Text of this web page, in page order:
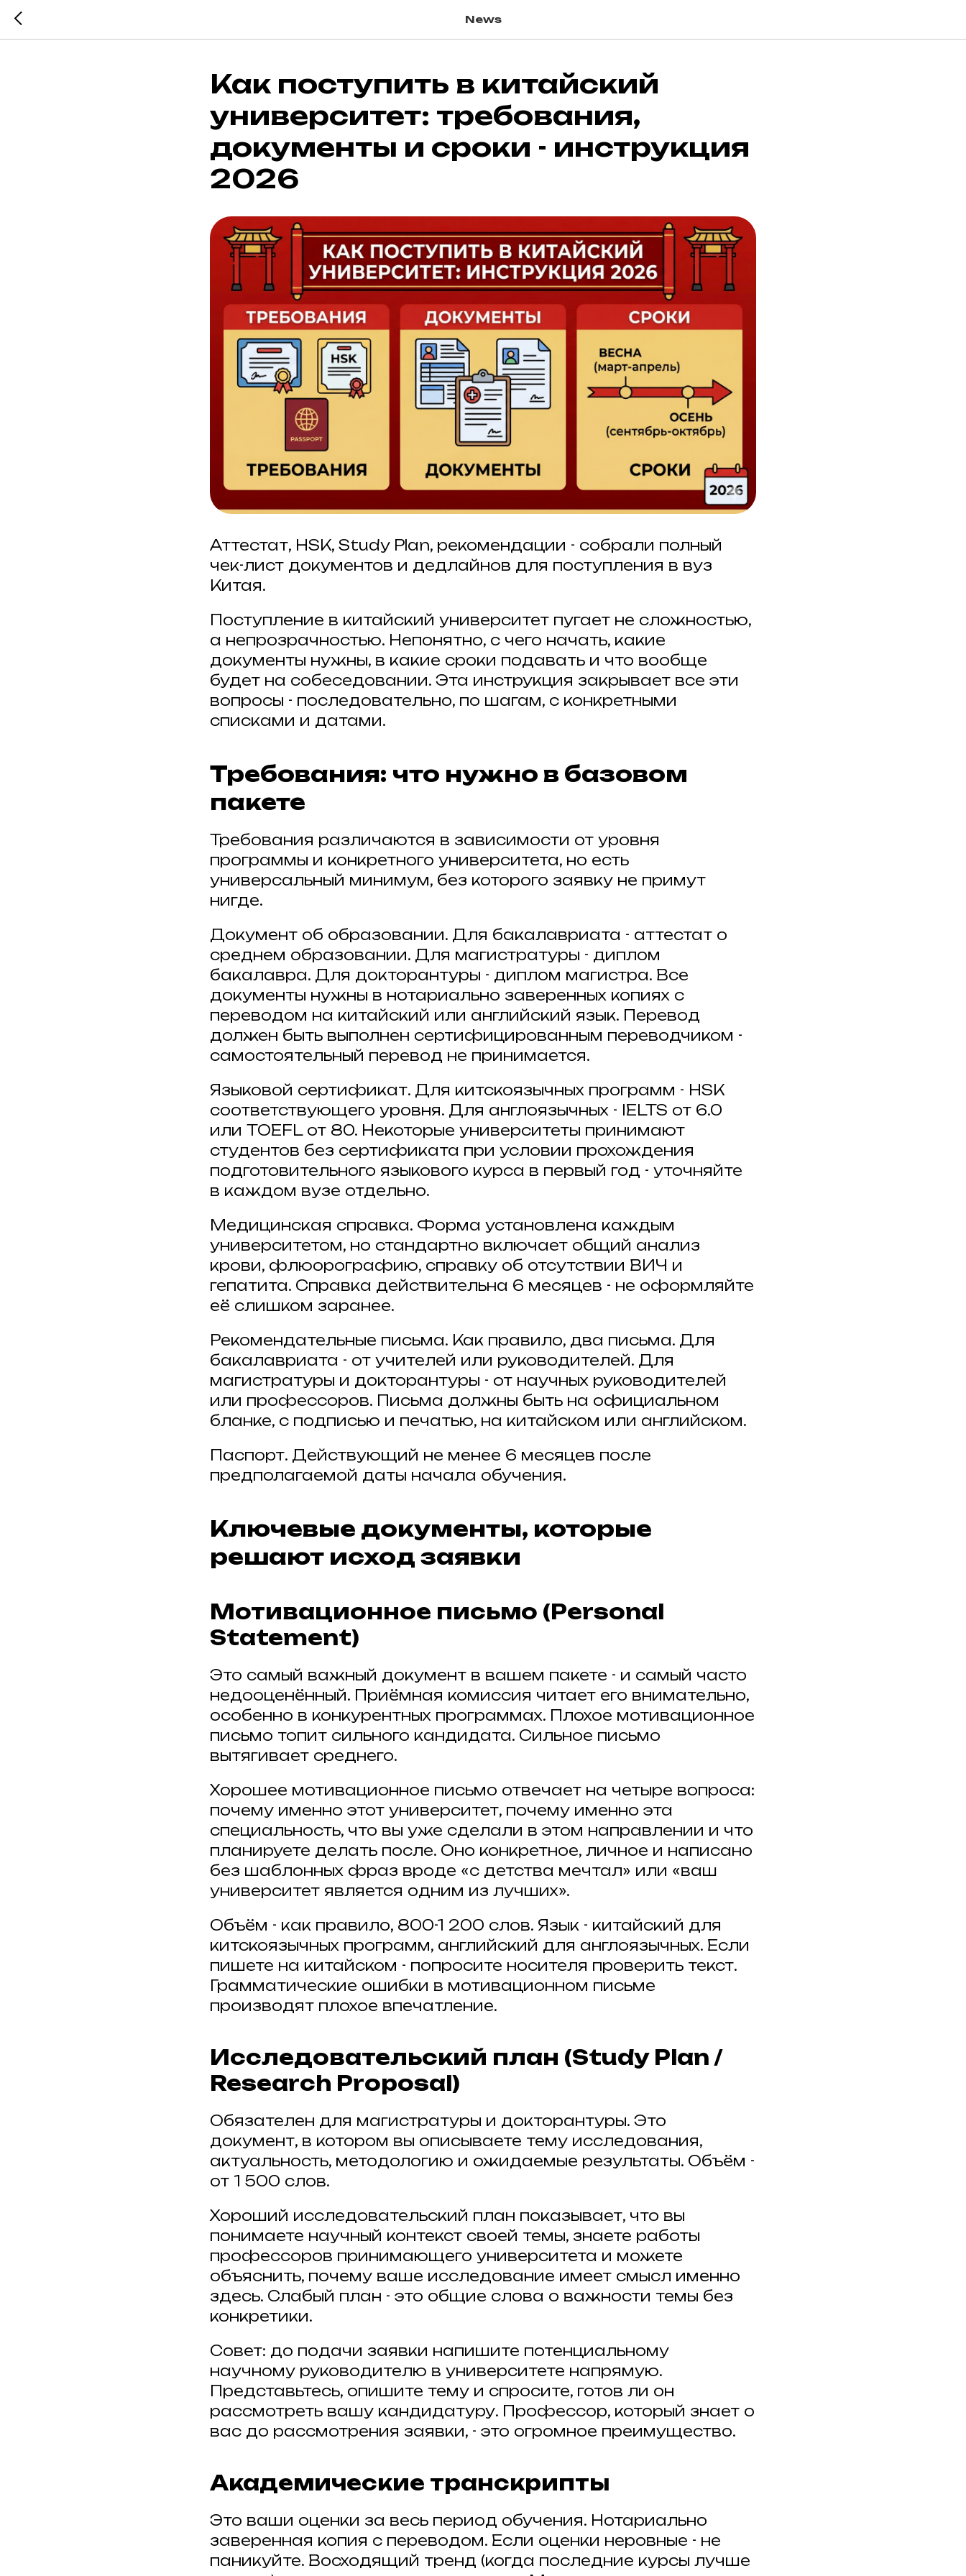
News
Как поступить в китайский
университет: требования,
документы и сроки - инструкция
2026
Аттестат, HSK, Study Plan, рекомендации - собрали полный
чек-лист документов и дедлайнов для поступления в вуз
Китая.
Поступление в китайский университет пугает не сложностью,
а непрозрачностью. Непонятно, с чего начать, какие
документы нужны, в какие сроки подавать и что вообще
будет на собеседовании. Эта инструкция закрывает все эти
вопросы - последовательно, по шагам, с конкретными
списками и датами.
Требования: что нужно в базовом
пакете
Требования различаются в зависимости от уровня
программы и конкретного университета, но есть
универсальный минимум, без которого заявку не примут
нигде.
Документ об образовании. Для бакалавриата - аттестат о
среднем образовании. Для магистратуры - диплом
бакалавра. Для докторантуры - диплом магистра. Все
документы нужны в нотариально заверенных копиях с
переводом на китайский или английский язык. Перевод
должен быть выполнен сертифицированным переводчиком -
самостоятельный перевод не принимается.
Языковой сертификат. Для китскоязычных программ - HSK
соответствующего уровня. Для англоязычных - IELTS от 6.0
или TOEFL от 80. Некоторые университеты принимают
студентов без сертификата при условии прохождения
подготовительного языкового курса в первый год - уточняйте
в каждом вузе отдельно.
Медицинская справка. Форма установлена каждым
университетом, но стандартно включает общий анализ
крови, флюорографию, справку об отсутствии ВИЧ и
гепатита. Справка действительна 6 месяцев - не оформляйте
её слишком заранее.
Рекомендательные письма. Как правило, два письма. Для
бакалавриата - от учителей или руководителей. Для
магистратуры и докторантуры - от научных руководителей
или профессоров. Письма должны быть на официальном
бланке, с подписью и печатью, на китайском или английском.
Паспорт. Действующий не менее 6 месяцев после
предполагаемой даты начала обучения.
Ключевые документы, которые
решают исход заявки
Мотивационное письмо (Personal
Statement)
Это самый важный документ в вашем пакете - и самый часто
недооценённый. Приёмная комиссия читает его внимательно,
особенно в конкурентных программах. Плохое мотивационное
письмо топит сильного кандидата. Сильное письмо
вытягивает среднего.
Хорошее мотивационное письмо отвечает на четыре вопроса:
почему именно этот университет, почему именно эта
специальность, что вы уже сделали в этом направлении и что
планируете делать после. Оно конкретное, личное и написано
без шаблонных фраз вроде «с детства мечтал» или «ваш
университет является одним из лучших».
Объём - как правило, 800-1 200 слов. Язык - китайский для
китскоязычных программ, английский для англоязычных. Если
пишете на китайском - попросите носителя проверить текст.
Грамматические ошибки в мотивационном письме
производят плохое впечатление.
Исследовательский план (Study Plan /
Research Proposal)
Обязателен для магистратуры и докторантуры. Это
документ, в котором вы описываете тему исследования,
актуальность, методологию и ожидаемые результаты. Объём -
от 1 500 слов.
Хороший исследовательский план показывает, что вы
понимаете научный контекст своей темы, знаете работы
профессоров принимающего университета и можете
объяснить, почему ваше исследование имеет смысл именно
здесь. Слабый план - это общие слова о важности темы без
конкретики.
Совет: до подачи заявки напишите потенциальному
научному руководителю в университете напрямую.
Представьтесь, опишите тему и спросите, готов ли он
рассмотреть вашу кандидатуру. Профессор, который знает о
вас до рассмотрения заявки, - это огромное преимущество.
Академические транскрипты
Это ваши оценки за весь период обучения. Нотариально
заверенная копия с переводом. Если оценки неровные - не
паникуйте. Восходящий тренд (когда последние курсы лучше